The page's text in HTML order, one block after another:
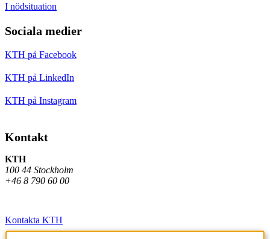
I nödsituation
Sociala medier
KTH på Facebook
KTH på LinkedIn
KTH på Instagram
Kontakt
KTH
100 44 Stockholm
+46 8 790 60 00
Kontakta KTH